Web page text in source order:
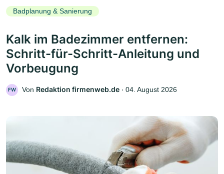
Badplanung & Sanierung
Kalk im Badezimmer entfernen:
Schritt-für-Schritt-Anleitung und
Vorbeugung
FW Von Redaktion firmenweb.de ‧ 04. August 2026